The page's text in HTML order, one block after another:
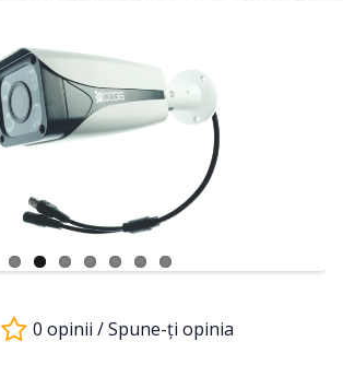
0 opinii /Spune-ţi opinia